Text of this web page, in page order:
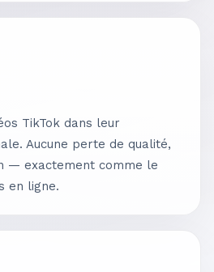
TikTok dans leur
Aucune perte de qualité,
— exactement comme le
en ligne.